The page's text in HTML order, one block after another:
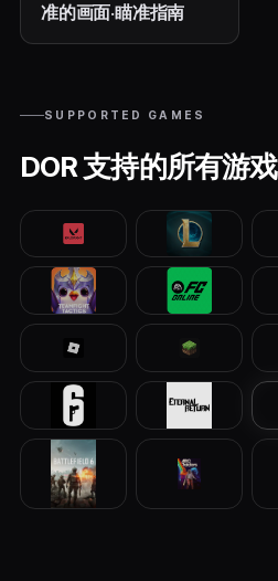
准的画面·瞄准指南
SUPPORTED GAMES
DOR 支持的所有游戏